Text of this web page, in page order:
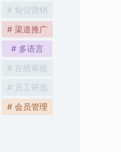
# 短信营销
# 渠道推广
# 多语言
# 在线审批
# 员工评选
# 会员管理